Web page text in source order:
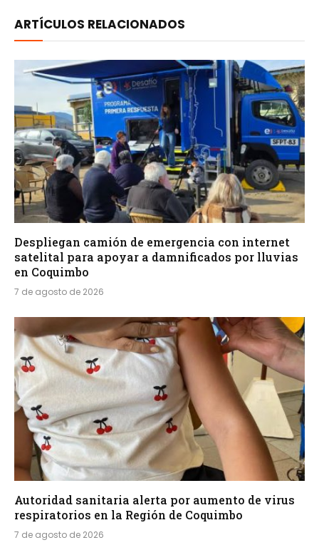
ARTÍCULOS RELACIONADOS
Despliegan camión de emergencia con internet
satelital para apoyar a damnificados por lluvias
en Coquimbo
7 de agosto de 2026
Autoridad sanitaria alerta por aumento de virus
respiratorios en la Región de Coquimbo
7 de agosto de 2026